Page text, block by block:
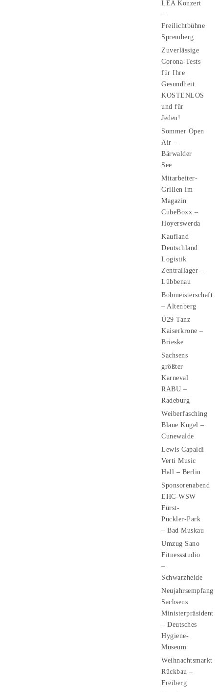
LEA Konzert
–
Freilichtbühne
Spremberg
Zuverlässige
Corona-Tests
für Ihre
Gesundheit.
KOSTENLOS
und für
Jeden!
Sommer Open
Air –
Bärwalder
See
Mitarbeiter-
Grillen im
Magazin
CubeBoxx –
Hoyerswerda
Kaufland
Deutschland
Logistik
Zentrallager –
Lübbenau
Bobmeisterschaft
– Altenberg
Ü29 Tanz
Kaiserkrone –
Brieske
Sachsens
größter
Karneval
RABU –
Radeburg
Weiberfasching
Blaue Kugel –
Cunewalde
Lewis Capaldi
Verti Music
Hall – Berlin
Sponsorenabend
EHC-WSW
Fürst-
Pückler-Park
– Bad Muskau
Umzug Sano
Fitnessstudio
–
Schwarzheide
Neujahrsempfang
Sachsens
Ministerpräsident
– Deutsches
Hygiene-
Museum
Weihnachtsmarkt
Rückbau –
Freiberg